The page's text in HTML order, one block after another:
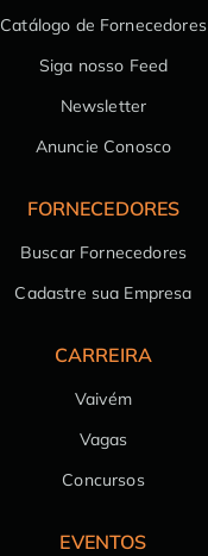
Catálogo de Fornecedores
Siga nosso Feed
Newsletter
Anuncie Conosco
FORNECEDORES
Buscar Fornecedores
Cadastre sua Empresa
CARREIRA
Vaivém
Vagas
Concursos
EVENTOS